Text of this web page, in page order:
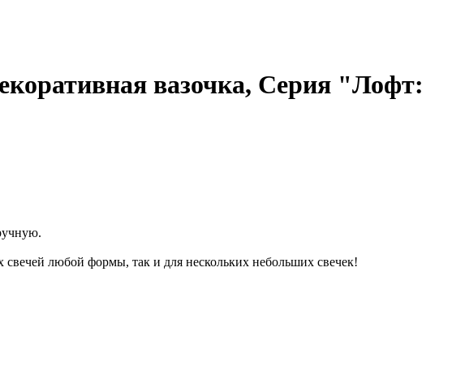
вазочка, Серия "Лофт:
любой формы, так и для нескольких небольших свечек!